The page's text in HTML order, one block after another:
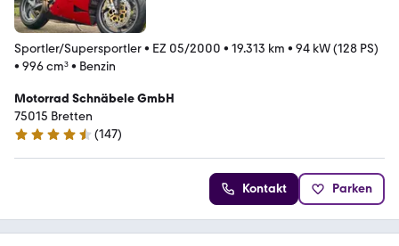
Sportler/Supersportler• EZ 05/2000 • 19.313 km • 94 kW (128 PS)
• 996 cm³• Benzin
Motorrad Schnäbele GmbH
75015 Bretten
4.7 Sterne
(147)
Kontakt Parken